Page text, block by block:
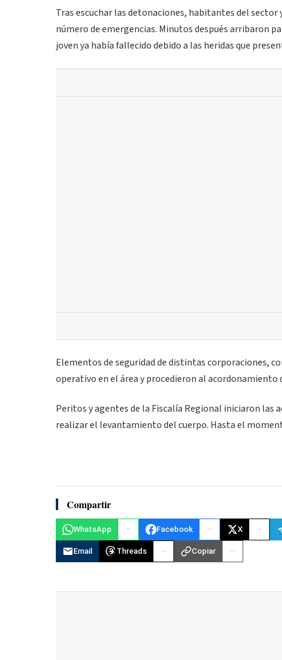
Tras escuchar las detonaciones, habitantes del
número de emergencias. Minutos después arribaron
joven ya había fallecido debido a las heridas que
Elementos de seguridad de distintas corporaciones,
operativo en el área y procedieron al
Peritos y agentes de la Fiscalía Regional iniciaron
realizar el levantamiento del cuerpo. Hasta el
Compartir
WhatsApp Facebook X
Email Threads Copiar